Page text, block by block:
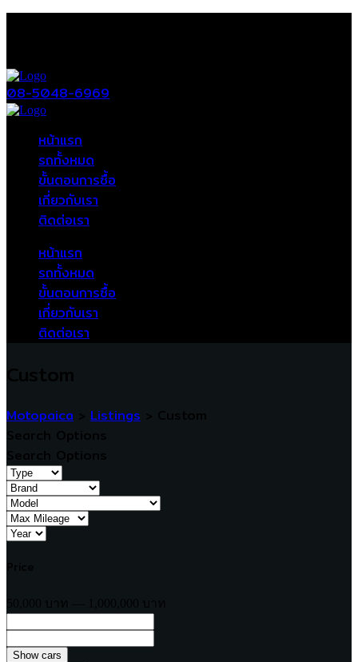
08-5048-6969
หน้าแรก
รถทั้งหมด
ขั้นตอนการซื้อ
เกี่ยวกับเรา
ติดต่อเรา
หน้าแรก
รถทั้งหมด
ขั้นตอนการซื้อ
เกี่ยวกับเรา
ติดต่อเรา
Motopaica Listings